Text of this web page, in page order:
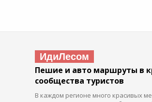
ИдиЛесом
Пешие и авто маршруты в
сообщества туристов
В каждом регионе много красивых